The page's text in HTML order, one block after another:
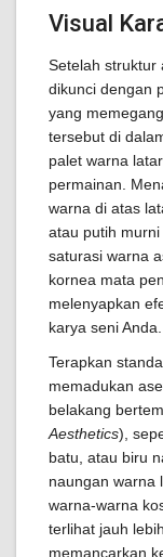
Visual
Setelah struktur
dikunci dengan
yang
tersebut di
palet warna
permainan.
warna di atas
atau putih
saturasi warna
kornea mata
melenyapkan
karya seni Anda.
Terapkan
memadukan
belakang
Aesthetics),
batu, atau biru
naungan warna
warna-warna
terlihat jauh
memancarkan